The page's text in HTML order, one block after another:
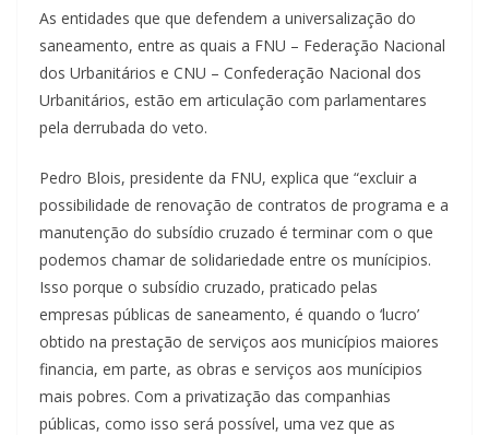
As entidades que que defendem a universalização do
saneamento, entre as quais a FNU – Federação Nacional
dos Urbanitários e CNU – Confederação Nacional dos
Urbanitários, estão em articulação com parlamentares
pela derrubada do veto.
Pedro Blois, presidente da FNU, explica que “excluir a
possibilidade de renovação de contratos de programa e a
manutenção do subsídio cruzado é terminar com o que
podemos chamar de solidariedade entre os munícipios.
Isso porque o subsídio cruzado, praticado pelas
empresas públicas de saneamento, é quando o ‘lucro’
obtido na prestação de serviços aos municípios maiores
financia, em parte, as obras e serviços aos munícipios
mais pobres. Com a privatização das companhias
públicas, como isso será possível, uma vez que as